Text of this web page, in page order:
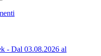
- Dal 03.08.2026 al